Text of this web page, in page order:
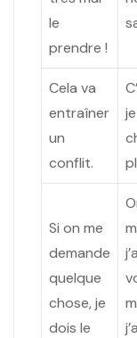
le
prendre !
Cela va
entraîner
un
conflit.
Si on me
demande
quelque
chose, je
dois le